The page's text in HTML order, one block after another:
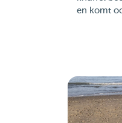
en komt